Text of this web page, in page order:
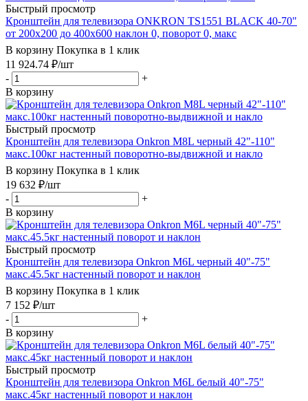
Быстрый просмотр
Кронштейн для телевизора ONKRON TS1551 BLACK 40-70"
от 200х200 до 400х600 наклон 0, поворот 0, макс
В корзину Покупка в 1 клик
11 924.74 ₽/шт
-
+
В корзину
Быстрый просмотр
Кронштейн для телевизора Onkron M8L черный 42"-110"
макс.100кг настенный поворотно-выдвижной и накло
В корзину Покупка в 1 клик
19 632 ₽/шт
-
+
В корзину
Быстрый просмотр
Кронштейн для телевизора Onkron M6L черный 40"-75"
макс.45.5кг настенный поворот и наклон
В корзину Покупка в 1 клик
7 152 ₽/шт
-
+
В корзину
Быстрый просмотр
Кронштейн для телевизора Onkron M6L белый 40"-75"
макс.45кг настенный поворот и наклон